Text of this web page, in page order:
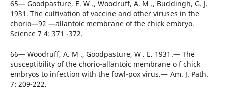
65— Goodpasture, E. W ., Woodruff, A. M ., Buddingh, G. J.
1931. The cultivation of vaccine and other viruses in the
chorio—92 —allantoic membrane of the chick embryo.
Science 7 4: 371 -372.
66— Woodruff, A. M ., Goodpasture, W . E. 1931.— The
susceptibility of the chorio-allantoic membrane o f chick
embryos to infection with the fowl-pox virus.— Am. J. Path.
7: 209-222.